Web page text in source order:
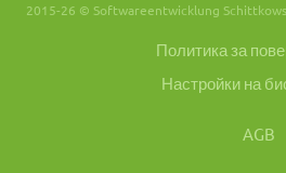
2015-26 © Softwareentwicklung
Политика за
Настройки на
AGB